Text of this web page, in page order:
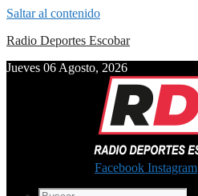
Saltar al contenido
Radio Deportes Escobar
Jueves 06 Agosto, 2026
Facebook Instagram